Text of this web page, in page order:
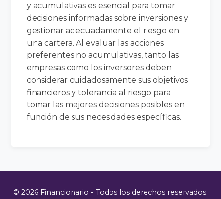
y acumulativas es esencial para tomar
decisiones informadas sobre inversiones y
gestionar adecuadamente el riesgo en
una cartera. Al evaluar las acciones
preferentes no acumulativas, tanto las
empresas como los inversores deben
considerar cuidadosamente sus objetivos
financieros y tolerancia al riesgo para
tomar las mejores decisiones posibles en
función de sus necesidades específicas.
© 2026 Financionario - Todos los derechos reservados.